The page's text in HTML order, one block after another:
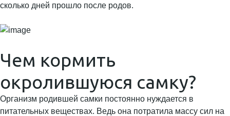
сколько дней прошло после родов.
Чем кормить
окролившуюся самку?
Организм родившей самки постоянно нуждается в
питательных веществах. Ведь она потратила массу сил на